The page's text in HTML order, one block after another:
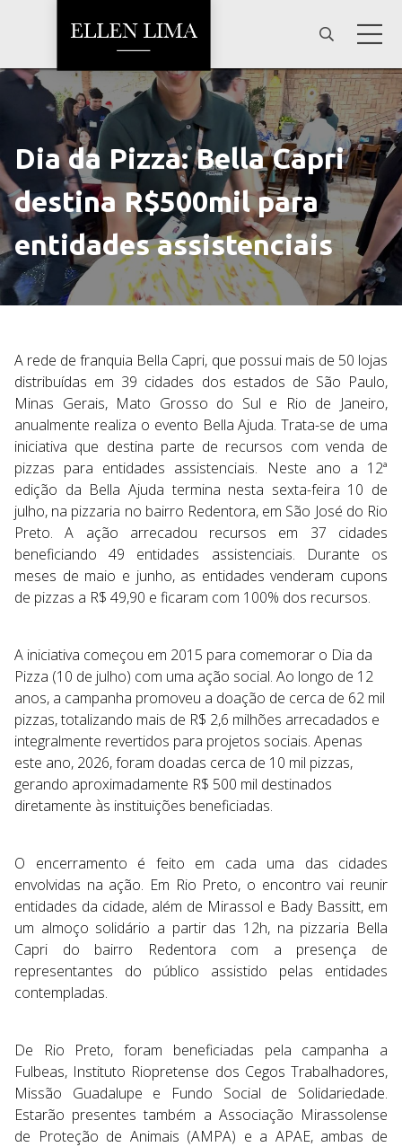
Dia da Pizza: Bella Capri
destina R$500mil para
entidades assistenciais
A rede de franquia Bella Capri, que possui mais de 50 lojas
distribuídas em 39 cidades dos estados de São Paulo,
Minas Gerais, Mato Grosso do Sul e Rio de Janeiro,
anualmente realiza o evento Bella Ajuda. Trata-se de uma
iniciativa que destina parte de recursos com venda de
pizzas para entidades assistenciais. Neste ano a 12ª
edição da Bella Ajuda termina nesta sexta-feira 10 de
julho, na pizzaria no bairro Redentora, em São José do Rio
Preto. A ação arrecadou recursos em 37 cidades
beneficiando 49 entidades assistenciais. Durante os
meses de maio e junho, as entidades venderam cupons
de pizzas a R$ 49,90 e ficaram com 100% dos recursos.
A iniciativa começou em 2015 para comemorar o Dia da
Pizza (10 de julho) com uma ação social. Ao longo de 12
anos, a campanha promoveu a doação de cerca de 62 mil
pizzas, totalizando mais de R$ 2,6 milhões arrecadados e
integralmente revertidos para projetos sociais. Apenas
este ano, 2026, foram doadas cerca de 10 mil pizzas,
gerando aproximadamente R$ 500 mil destinados
diretamente às instituições beneficiadas.
O encerramento é feito em cada uma das cidades
envolvidas na ação. Em Rio Preto, o encontro vai reunir
entidades da cidade, além de Mirassol e Bady Bassitt, em
um almoço solidário a partir das 12h, na pizzaria Bella
Capri do bairro Redentora com a presença de
representantes do público assistido pelas entidades
contempladas.
De Rio Preto, foram beneficiadas pela campanha a
Fulbeas, Instituto Riopretense dos Cegos Trabalhadores,
Missão Guadalupe e Fundo Social de Solidariedade.
Estarão presentes também a Associação Mirassolense
de Proteção de Animais (AMPA) e a APAE, ambas de